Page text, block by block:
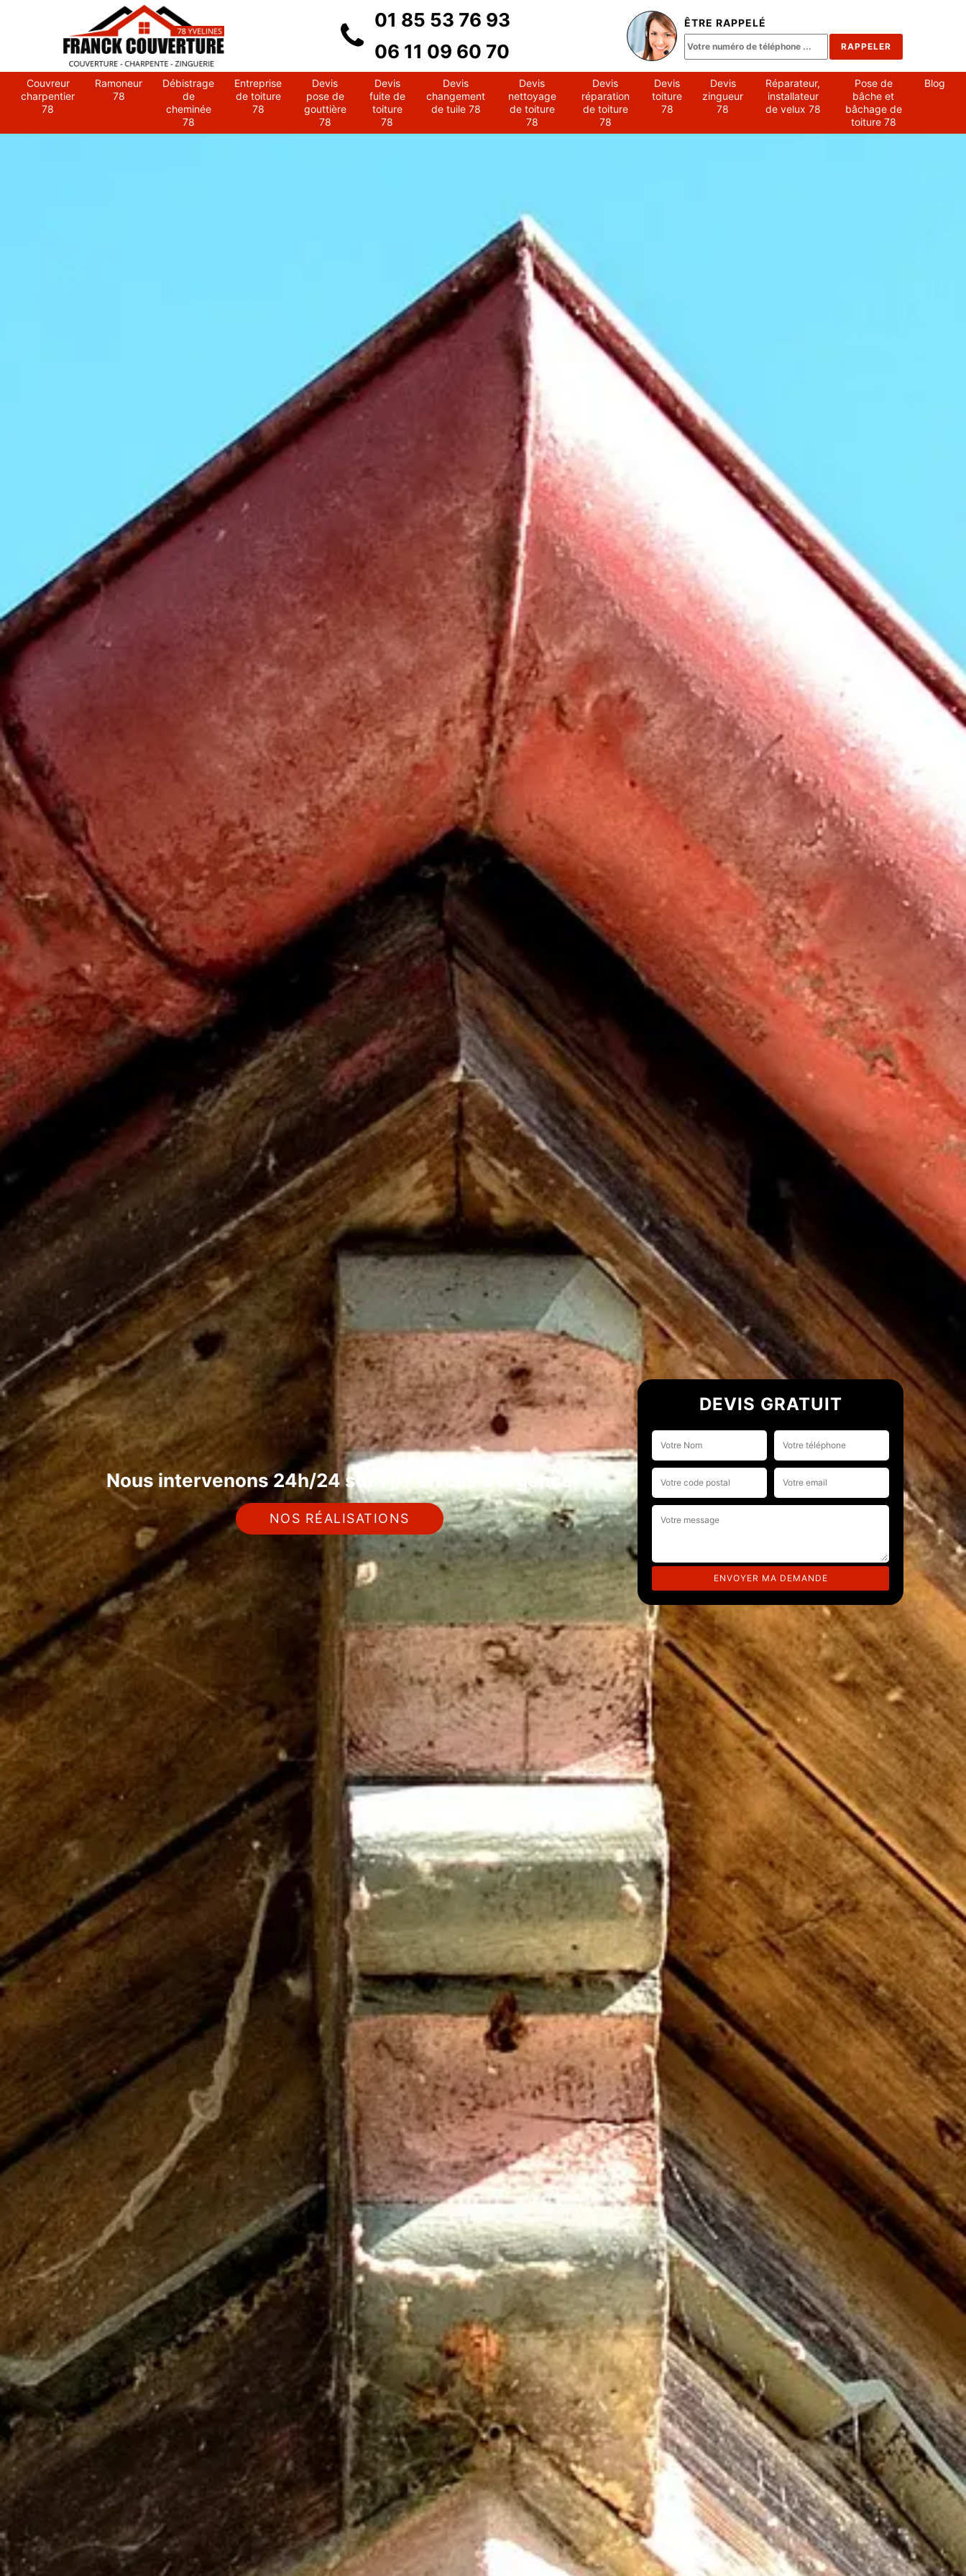
01 85 53 76 93
06 11 09 60 70
ÊTRE RAPPELÉ
Couvreur
charpentier
78
Ramoneur
78
Débistrage
de
cheminée
78
Entreprise
de toiture
78
Devis
pose de
gouttière
78
Devis
fuite de
toiture
78
Devis
changement
de tuile 78
Devis
nettoyage
de toiture
78
Devis
réparation
de toiture
78
Devis
toiture
78
Devis
zingueur
78
Réparateur,
installateur
de velux 78
Pose de
bâche et
bâchage de
toiture 78
Blog
Nous intervenons 24h/24 sur 7j/7 en cas d'urgence
NOS RÉALISATIONS
DEVIS GRATUIT